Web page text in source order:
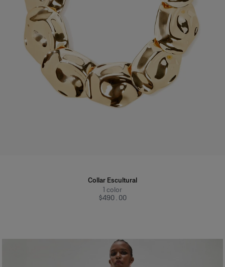
Collar Escultural
1 color
$490.00